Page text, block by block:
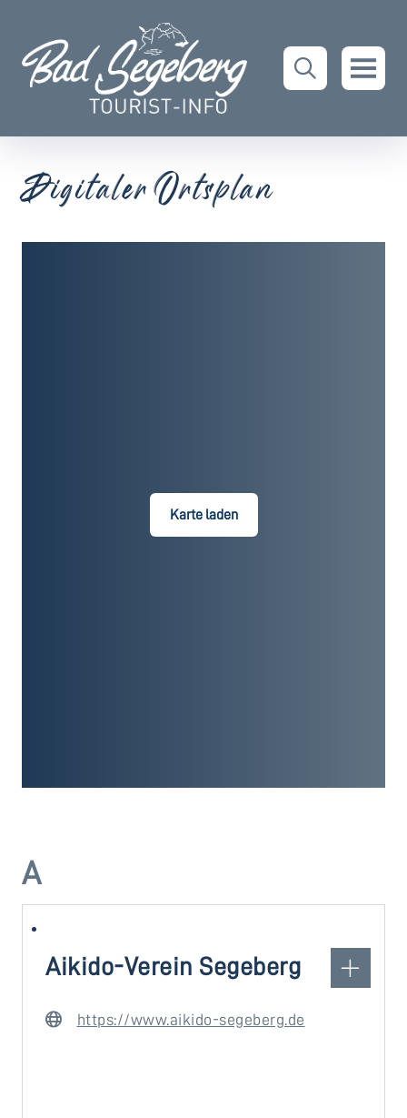
Digitaler Ortsplan
Karte laden
A
Aikido-Verein Segeberg
https://www.aikido-segeberg.de